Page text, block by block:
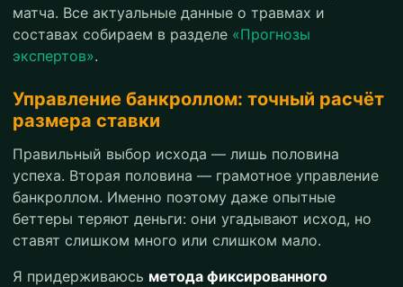
матча. Все актуальные данные о травмах и
составах собираем в разделе «Прогнозы
экспертов».
Управление банкроллом: точный расчёт
размера ставки
Правильный выбор исхода — лишь половина
успеха. Вторая половина — грамотное управление
банкроллом. Именно поэтому даже опытные
беттеры теряют деньги: они угадывают исход, но
ставят слишком много или слишком мало.
Я придерживаюсь метода фиксированного